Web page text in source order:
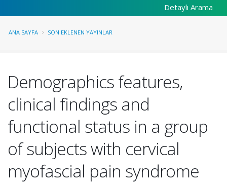
Detaylı Arama
ANA SAYFA SON EKLENEN YAYINLAR
Demographics features,
clinical findings and
functional status in a group
of subjects with cervical
myofascial pain syndrome